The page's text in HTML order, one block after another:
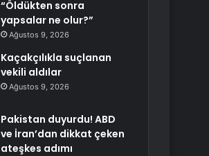
“Öldükten sonra
yapsalar ne olur?”
Ağustos 9, 2026
Kaçakçılıkla suçlanan
vekili aldılar
Ağustos 9, 2026
Pakistan duyurdu! ABD
ve İran’dan dikkat çeken
ateşkes adımı